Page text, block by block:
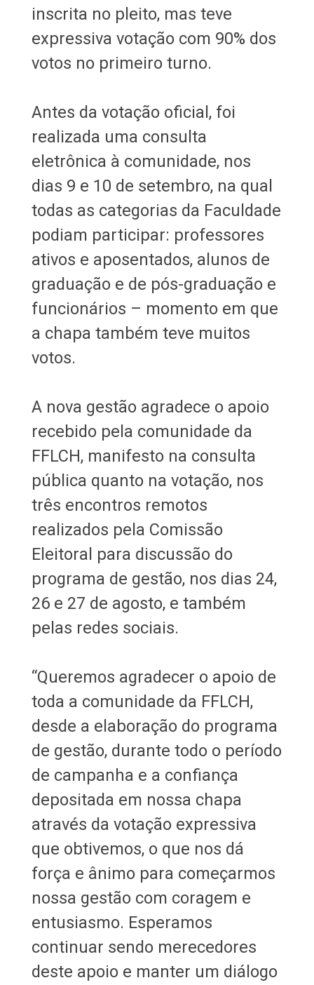
inscrita no pleito, mas teve
expressiva votação com 90% dos
votos no primeiro turno.
Antes da votação oficial, foi
realizada uma consulta
eletrônica à comunidade, nos
dias 9 e 10 de setembro, na qual
todas as categorias da Faculdade
podiam participar: professores
ativos e aposentados, alunos de
graduação e de pós-graduação e
funcionários – momento em que
a chapa também teve muitos
votos.
A nova gestão agradece o apoio
recebido pela comunidade da
FFLCH, manifesto na consulta
pública quanto na votação, nos
três encontros remotos
realizados pela Comissão
Eleitoral para discussão do
programa de gestão, nos dias 24,
26 e 27 de agosto, e também
pelas redes sociais.
“Queremos agradecer o apoio de
toda a comunidade da FFLCH,
desde a elaboração do programa
de gestão, durante todo o período
de campanha e a confiança
depositada em nossa chapa
através da votação expressiva
que obtivemos, o que nos dá
força e ânimo para começarmos
nossa gestão com coragem e
entusiasmo. Esperamos
continuar sendo merecedores
deste apoio e manter um diálogo